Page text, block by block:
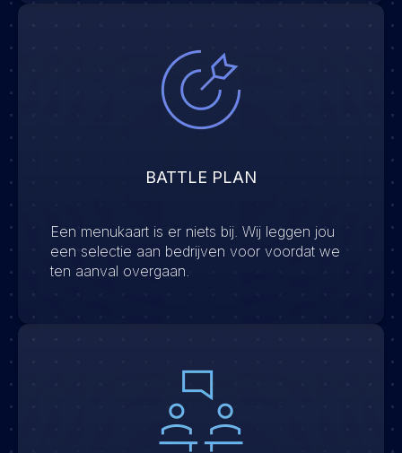
BATTLE PLAN
Een menukaart is er niets bij. Wij leggen jou
een selectie aan bedrijven voor voordat we
ten aanval overgaan.